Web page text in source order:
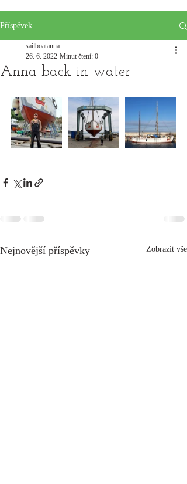
Příspěvek
Anna back in water
sailboatanna
26. 6. 2022 Minut čtení: 0
Nejnovější příspěvky Zobrazit vše